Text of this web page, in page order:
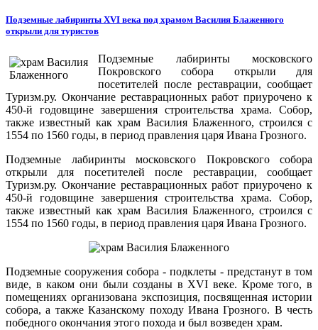
Подземные лабиринты XVI века под храмом Василия Блаженного
открыли для туристов
Подземные лабиринты московского
Покровского собора открыли для
посетителей после реставрации, сообщает
Туризм.ру. Окончание реставрационных работ приурочено к
450-й годовщине завершения строительства храма. Собор,
также известный как храм Василия Блаженного, строился с
1554 по 1560 годы, в период правления царя Ивана Грозного.
Подземные лабиринты московского Покровского собора
открыли для посетителей после реставрации, сообщает
Туризм.ру. Окончание реставрационных работ приурочено к
450-й годовщине завершения строительства храма. Собор,
также известный как храм Василия Блаженного, строился с
1554 по 1560 годы, в период правления царя Ивана Грозного.
Подземные сооружения собора - подклеты - предстанут в том
виде, в каком они были созданы в XVI веке. Кроме того, в
помещениях организована экспозиция, посвященная истории
собора, а также Казанскому походу Ивана Грозного. В честь
победного окончания этого похода и был возведен храм.